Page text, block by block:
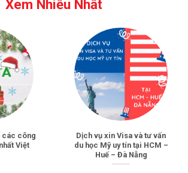
Xem Nhiều Nhất
các công
Việt
Dịch vụ xin Visa và tư vấn
du học Mỹ uy tín tại HCM –
Huế – Đà Nẵng